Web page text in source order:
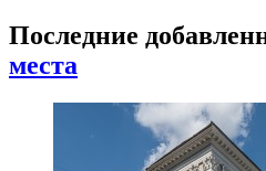
Последние
места